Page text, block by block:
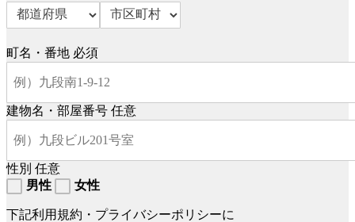
町名・番地 必須
建物名・部屋番号 任意
性別 任意
男性
女性
下記利用規約・プライバシーポリシーに